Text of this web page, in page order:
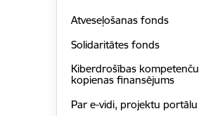
Atveseļošanas fonds
Solidaritātes fonds
Kiberdrošības kompetenču
kopienas finansējums
Par e-vidi, projektu portālu